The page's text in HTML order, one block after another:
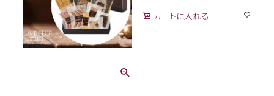
カートに入れる